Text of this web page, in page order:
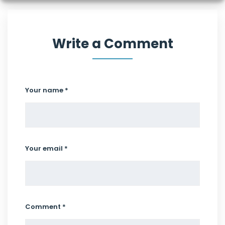
Write a Comment
Your name *
Your email *
Comment *